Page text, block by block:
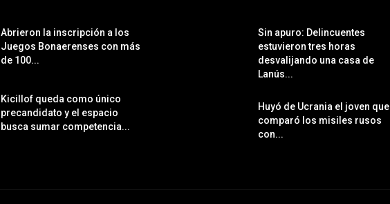
Abrieron la inscripción a los
Juegos Bonaerenses con más
de 100...
Kicillof queda como único
precandidato y el espacio
busca sumar competencia...
Sin apuro: Delincuentes
estuvieron tres horas
desvalijando una casa de
Lanús...
Huyó de Ucrania el joven que
comparó los misiles rusos
con...